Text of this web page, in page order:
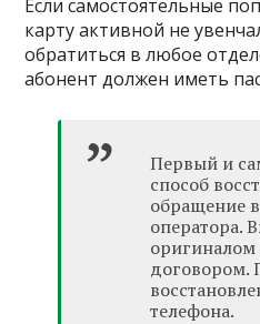
Если самостоятельные
карту активной не
обратиться в любое
абонент должен иметь
Первый и
способ
обращение
оператора.
оригиналом
договором.
телефона.